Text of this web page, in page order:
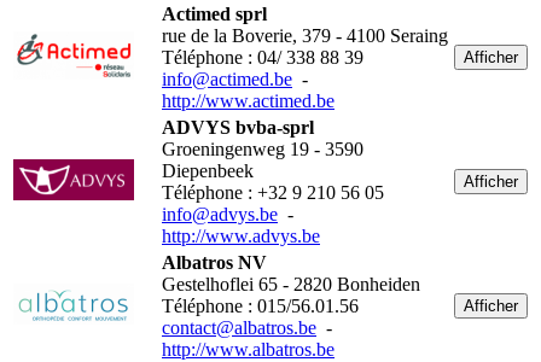
Actimed sprl
rue de la Boverie, 379 - 4100 Seraing
Téléphone : 04/ 338 88 39
info@actimed.be -
http://www.actimed.be
Afficher
ADVYS bvba-sprl
Groeningenweg 19 - 3590
Diepenbeek
Téléphone : +32 9 210 56 05
info@advys.be -
http://www.advys.be
Afficher
Albatros NV
Gestelhoflei 65 - 2820 Bonheiden
Téléphone : 015/56.01.56
contact@albatros.be -
http://www.albatros.be
Afficher